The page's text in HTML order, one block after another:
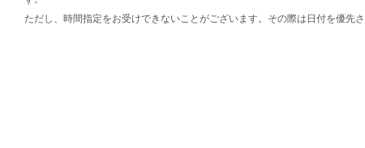
ただし、時間指定をお受けできないことがございます。その際は日付を優先さ